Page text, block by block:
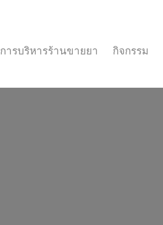
การบริหารร้านขายยา กิจกรรม